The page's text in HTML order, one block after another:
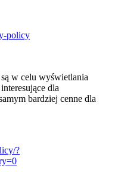
policy
w celu wyświetlania
dla
bardziej cenne dla
?